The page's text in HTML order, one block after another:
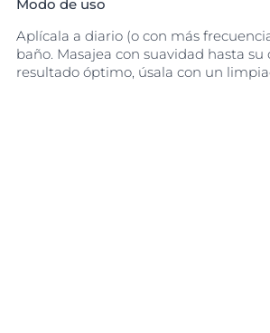
Modo de uso
Aplícala a diario (o con más
baño. Masajea con suavidad hasta
resultado óptimo, úsala con un